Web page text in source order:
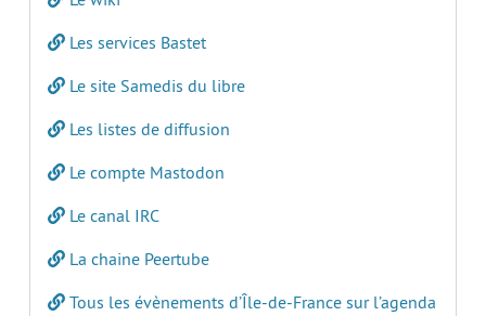
Les services Bastet
Le site Samedis du libre
Les listes de diffusion
Le compte Mastodon
Le canal IRC
La chaine Peertube
Tous les évènements d’Île-de-France sur l’agenda